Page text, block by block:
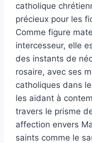
catholique
précieux pour les
Comme figure
intercesseur, elle
des instants de
rosaire, avec ses
catholiques dans
les aidant à
travers le prisme
affection envers
saints comme le